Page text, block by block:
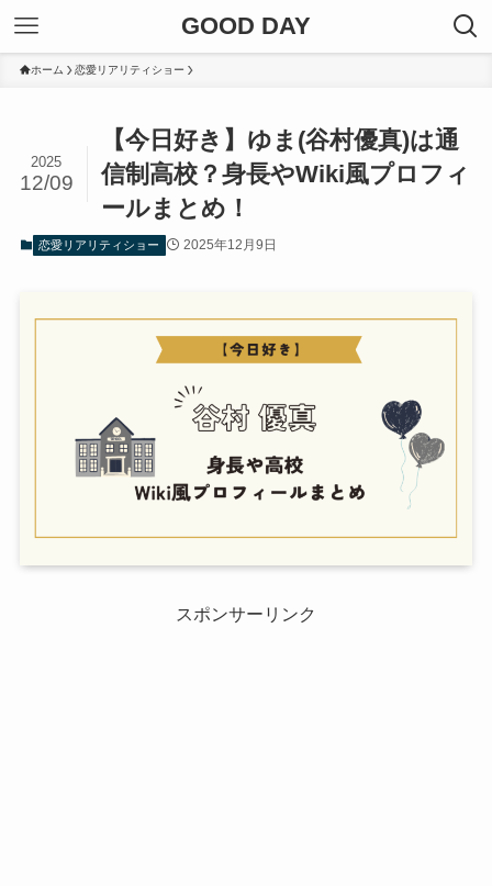
GOOD DAY
ホーム 恋愛リアリティショー
【今日好き】ゆま(谷村優真)は通
信制高校？身長やWiki風プロフィ
ールまとめ！
2025
12/09
恋愛リアリティショー 2025年12月9日
スポンサーリンク